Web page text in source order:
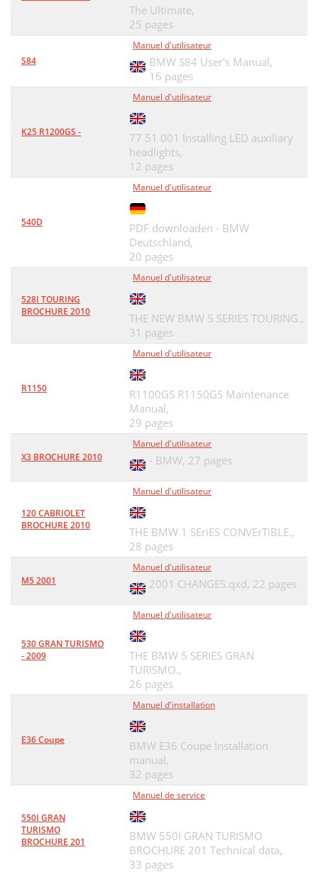
The Ultimate,
25 pages
S84
Manuel d'utilisateur
BMW S84 User's Manual,
16 pages
K25 R1200GS -
Manuel d'utilisateur
77 51 001 Installing LED auxiliary
headlights,
12 pages
540D
Manuel d'utilisateur
PDF downloaden - BMW
Deutschland,
20 pages
528I TOURING
BROCHURE 2010
Manuel d'utilisateur
THE NEW BMW 5 SERIES TOURING.,
31 pages
R1150
Manuel d'utilisateur
R1100GS R1150GS Maintenance
Manual,
29 pages
X3 BROCHURE 2010
Manuel d'utilisateur
- BMW, 27 pages
120 CABRIOLET
BROCHURE 2010
Manuel d'utilisateur
THE BMW 1 SEriES CONVErTiBLE.,
28 pages
M5 2001
Manuel d'utilisateur
2001 CHANGES.qxd, 22 pages
530 GRAN TURISMO
- 2009
Manuel d'utilisateur
THE BMW 5 SERIES GRAN
TURISMO.,
26 pages
E36 Coupe
Manuel d'installation
BMW E36 Coupe Installation
manual,
32 pages
550I GRAN
TURISMO
BROCHURE 201
Manuel de service
BMW 550I GRAN TURISMO
BROCHURE 201 Technical data,
33 pages